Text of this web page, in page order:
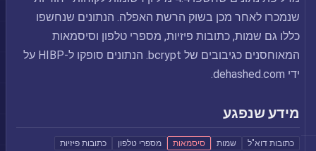
שנמכרו לאחר מכן בשוק הרשת האפלה. הנתונים שנחשפו
כללו גם שמות, כתובות פיזיות, מספרי טלפון וסיסמאות
המאוחסנים כגיבובים של bcrypt. הנתונים סופקו ל-HIBP על
ידי dehashed.com.
מידע שנפגע
כתובות דוא"ל שמות סיסמאות מספרי טלפון כתובות פיזיות